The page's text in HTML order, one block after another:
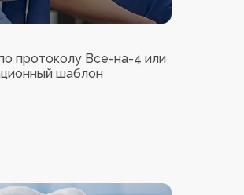
протоколу Все-на-4 или
шаблон